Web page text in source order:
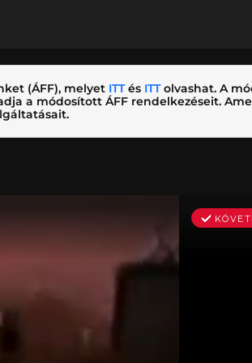
(ÁFF), melyet ITTés ITTolvashat. A
a módosított ÁFF rendelkezéseit.